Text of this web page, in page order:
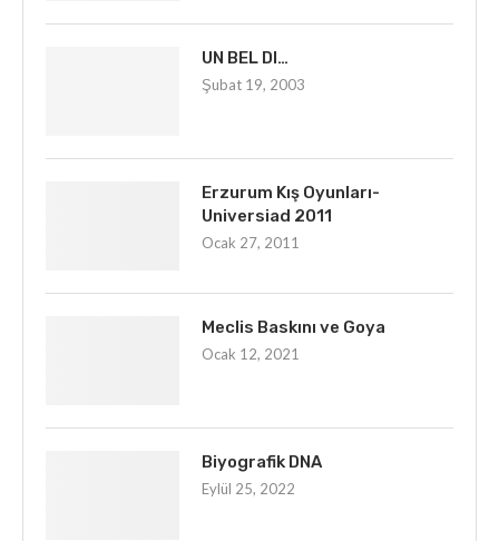
UN BEL DI…
Şubat 19, 2003
Erzurum Kış Oyunları-
Universiad 2011
Ocak 27, 2011
Meclis Baskını ve Goya
Ocak 12, 2021
Biyografik DNA
Eylül 25, 2022